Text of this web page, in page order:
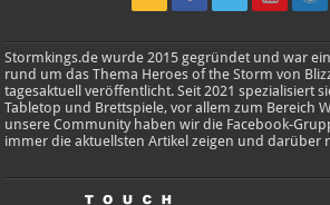
Stormkings.de wurde 2015 gegründet und war
rund um das Thema Heroes of the Storm von
tagesaktuell veröffentlicht. Seit 2021 spezialisiert
Tabletop und Brettspiele, vor allem zum Bereich
unsere Community haben wir die Facebook-
immer die aktuellsten Artikel zeigen und darüber